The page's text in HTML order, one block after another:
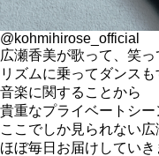
@kohmihirose_official
広瀬香美が歌って、笑っ
リズムに乗ってダンスも
音楽に関することから
貴重なプライベートシー
ここでしか見られない
ほぼ毎日お届けしていき